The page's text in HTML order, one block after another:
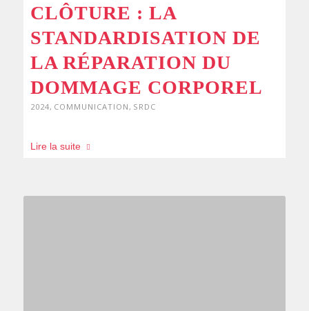
CLÔTURE : LA
STANDARDISATION DE
LA RÉPARATION DU
DOMMAGE CORPOREL
2024, COMMUNICATION, SRDC
Lire la suite